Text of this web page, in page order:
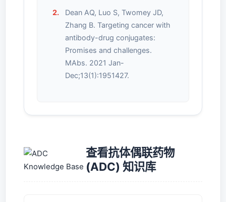
Dean AQ, Luo S, Twomey JD,
Zhang B. Targeting cancer with
antibody-drug conjugates:
Promises and challenges.
MAbs. 2021 Jan-
Dec;13(1):1951427.
查看抗体偶联药物
(ADC) 知识库